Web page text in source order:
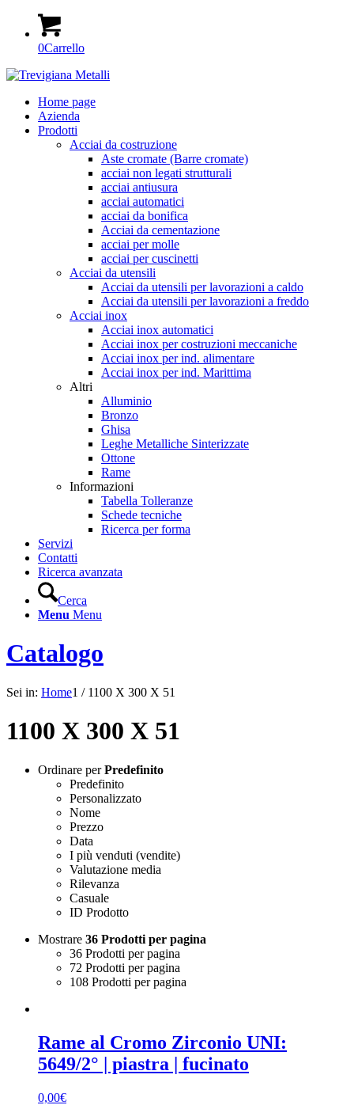
0Carrello
Home page
Azienda
Prodotti
Acciai da costruzione
Aste cromate (Barre cromate)
acciai non legati strutturali
acciai antiusura
acciai automatici
acciai da bonifica
Acciai da cementazione
acciai per molle
acciai per cuscinetti
Acciai da utensili
Acciai da utensili per lavorazioni a caldo
Acciai da utensili per lavorazioni a freddo
Acciai inox
Acciai inox automatici
Acciai inox per costruzioni meccaniche
Acciai inox per ind. alimentare
Acciai inox per ind. Marittima
Altri
Alluminio
Bronzo
Ghisa
Leghe Metalliche Sinterizzate
Ottone
Rame
Informazioni
Tabella Tolleranze
Schede tecniche
Ricerca per forma
Servizi
Contatti
Ricerca avanzata
Cerca
Menu Menu
Catalogo
Sei in: Home1 / 1100 X 300 X 51
1100 X 300 X 51
Ordinare perPredefinito
Predefinito
Personalizzato
Nome
Prezzo
Data
I più venduti (vendite)
Valutazione media
Rilevanza
Casuale
ID Prodotto
Mostrare 36 Prodotti per pagina
36 Prodotti per pagina
72 Prodotti per pagina
108 Prodotti per pagina
Rame al Cromo Zirconio UNI:
5649/2° | piastra | fucinato
0,00€